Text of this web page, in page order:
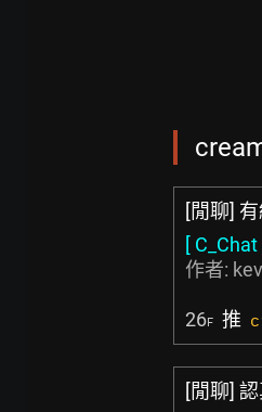
[閒聊]
[ C_Chat
作者:
26F 推
[閒聊]